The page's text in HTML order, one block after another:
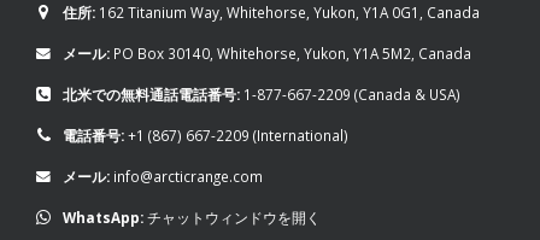
住所: 162 Titanium Way, Whitehorse, Yukon, Y1A 0G1, Canada
メール: PO Box 30140, Whitehorse, Yukon, Y1A 5M2, Canada
北米での無料通話電話番号: 1-877-667-2209 (Canada & USA)
電話番号:+1 (867) 667-2209 (International)
メール: info@arcticrange.com
WhatsApp:チャットウィンドウを開く